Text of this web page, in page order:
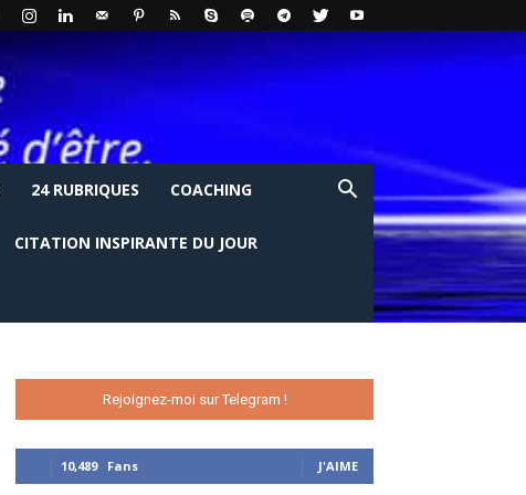
24 RUBRIQUES COACHING
CITATION INSPIRANTE DU JOUR
Rejoignez-moi sur Telegram !
10,489 Fans J'AIME